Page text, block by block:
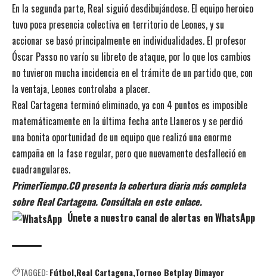
En la segunda parte, Real siguió desdibujándose. El equipo heroico
tuvo poca presencia colectiva en territorio de Leones, y su
accionar se basó principalmente en individualidades. El profesor
Óscar Passo no varío su libreto de ataque, por lo que los cambios
no tuvieron mucha incidencia en el trámite de un partido que, con
la ventaja, Leones controlaba a placer.
Real Cartagena terminó eliminado, ya con 4 puntos es imposible
matemáticamente en la última fecha ante Llaneros y se perdió
una bonita oportunidad de un equipo que realizó una enorme
campaña en la fase regular, pero que nuevamente desfalleció en
cuadrangulares.
PrimerTiempo.CO presenta la cobertura diaria más completa
sobre Real Cartagena. Consúltala en este enlace.
Únete a nuestro canal de alertas en WhatsApp
TAGGED:Fútbol Real Cartagena Torneo Betplay Dimayor